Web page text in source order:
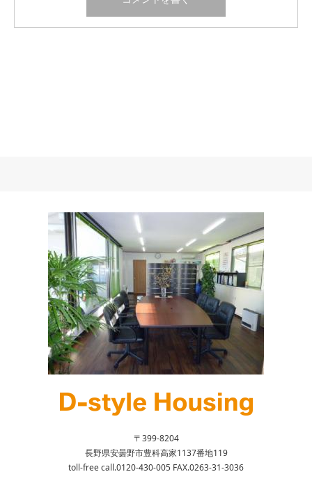
〒399-8204
長野県安曇野市豊科高家1137番地119
toll-free call.0120-430-005 FAX.0263-31-3036